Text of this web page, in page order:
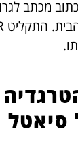
מכתב
סיאטל